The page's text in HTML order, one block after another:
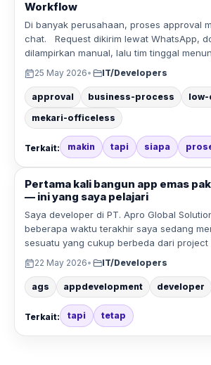
Workflow
Di banyak perusahaan, proses approval
chat. Request dikirim lewat WhatsApp,
dilampirkan manual, lalu tim tinggal
25 May 2026• IT/Developers
approval business-process
mekari-officeless
Terkait: makin tapi siapa
Pertama kali bangun app emas
— ini yang saya pelajari
Saya developer di PT. Apro Global
beberapa waktu terakhir saya sedang
sesuatu yang cukup berbeda dari
22 May 2026• IT/Developers
ags appdevelopment developer
Terkait: tapi tetap